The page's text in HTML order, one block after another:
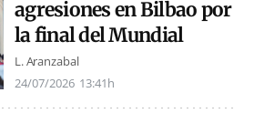
agresiones en Bilbao por
la final del Mundial
L. Aranzabal
24/07/2026 13:41h